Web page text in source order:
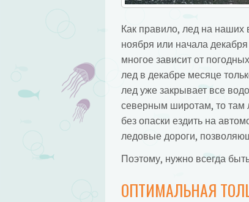
Как правило, лед на наших
ноября или начала
многое зависит от
лед в декабре месяце
лед уже закрывает все
северным широтам, то там
без опаски ездить на
ледовые дороги,
Поэтому, нужно всегда
ОПТИМАЛЬНАЯ